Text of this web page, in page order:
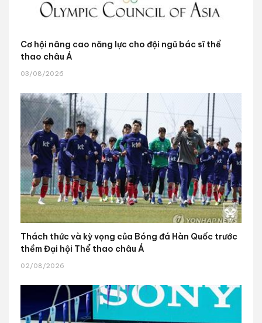
Cơ hội nâng cao năng lực cho đội ngũ bác sĩ thể
thao châu Á
03/08/2026
Thách thức và kỳ vọng của Bóng đá Hàn Quốc trước
thềm Đại hội Thể thao châu Á
02/08/2026